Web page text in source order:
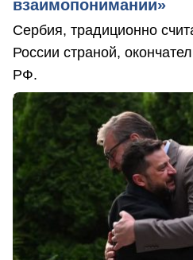
взаимопонимании»
Сербия, традиционно
России страной,
РФ.